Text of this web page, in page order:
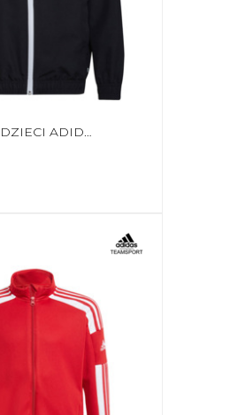
BLUZA DLA DZIECI ADIDAS ENTRADA 22 PRESENTATION JACKET CZARNA H57532